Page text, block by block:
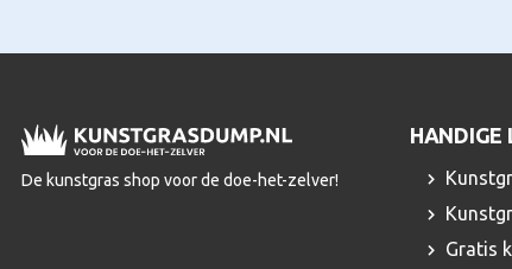
De kunstgras shop voor de doe-het-zelver!
HANDIGE
Gratis